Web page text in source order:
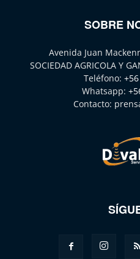
SOBRE
Avenida Juan
SOCIEDAD AGRICOLA Y
Teléfono:
Whatsapp:
Contacto: